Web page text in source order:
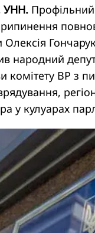
УНН.
Олексія
народний
комітету ВР з
у кулуарах